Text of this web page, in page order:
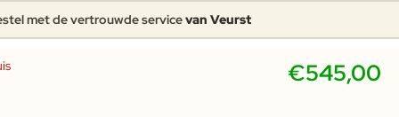
met de vertrouwde servicevan Veurst
€545,00